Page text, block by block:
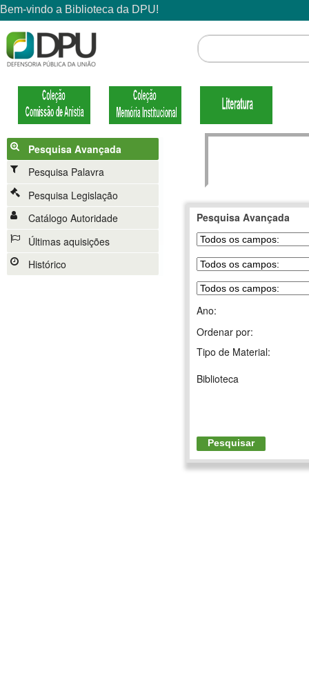
Pesquisa Avançada
Pesquisa Palavra
Pesquisa Legislação
Catálogo Autoridade
Últimas aquisições
Histórico
Pesquisa Avançada
Ano:
Ordenar por:
Tipo de Material:
Biblioteca
Pesquisar